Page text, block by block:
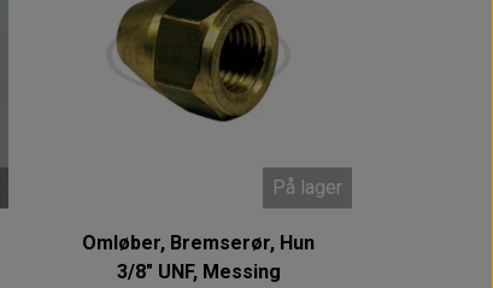
På lager
Omløber, Bremserør, Hun
3/8" UNF, Messing